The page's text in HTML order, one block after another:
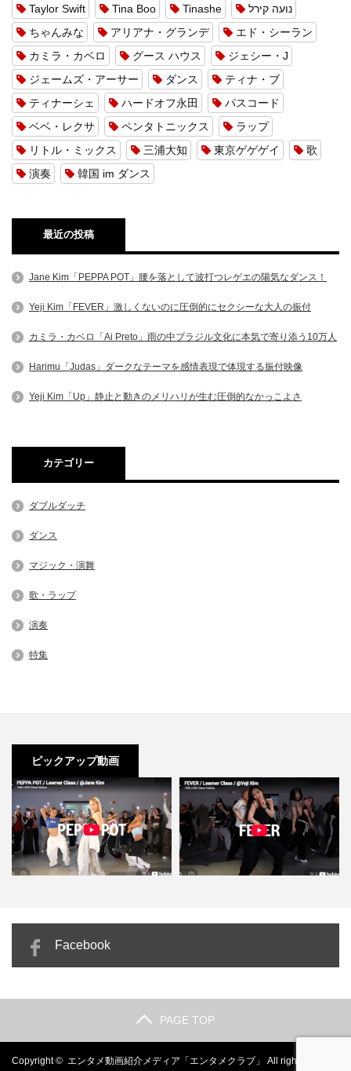
Taylor Swift
Tina Boo Tinashe
נועה קירל
ちゃんみな
アリアナ・グランデ
エド・シーラン
カミラ・カベロ
グース ハウス
ジェシー・J
ジェームズ・アーサー
ダンス
ティナ・ブ
ティナーシェ
ハードオフ永田
パスコード
ベベ・レクサ
ペンタトニックス
ラップ
リトル・ミックス
三浦大知 東京ゲゲゲイ
歌
演奏
韓国 im ダンス
最近の投稿
Jane Kim「PEPPA POT」腰を落として波打つレゲエの陽気なダンス！
Yeji Kim「FEVER」激しくないのに圧倒的にセクシーな大人の振付
カミラ・カベロ「Ai Preto」雨の中ブラジル文化に本気で寄り添う10万人
Harimu「Judas」ダークなテーマを感情表現で体現する振付映像
Yeji Kim「Up」静止と動きのメリハリが生む圧倒的なかっこよさ
カテゴリー
ダブルダッチ
ダンス
マジック・演舞
歌・ラップ
演奏
特集
ピックアップ動画
Yeji Kim「FEVER」激しくないの
Facebook
PAGE TOP
Copyright © エンタメ動画紹介メディア「エンタメクラブ」
All rights